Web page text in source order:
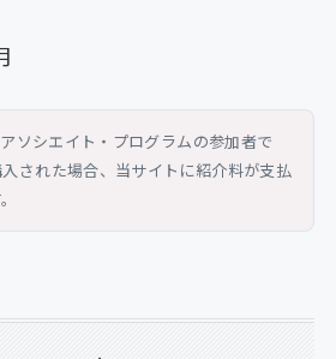
ソシエイト・プログラムの参加者で
された場合、当サイトに紹介料が支払